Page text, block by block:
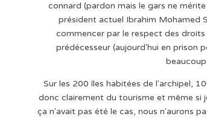
connard (pardon mais le gars ne
président actuel Ibrahim Mohamed
commencer par le respect des
prédécesseur (aujourd'hui en prison
Sur les 200 îles habitées de l'archipel,
donc clairement du tourisme et même si
ça n'avait pas été le cas, nous n'aurons